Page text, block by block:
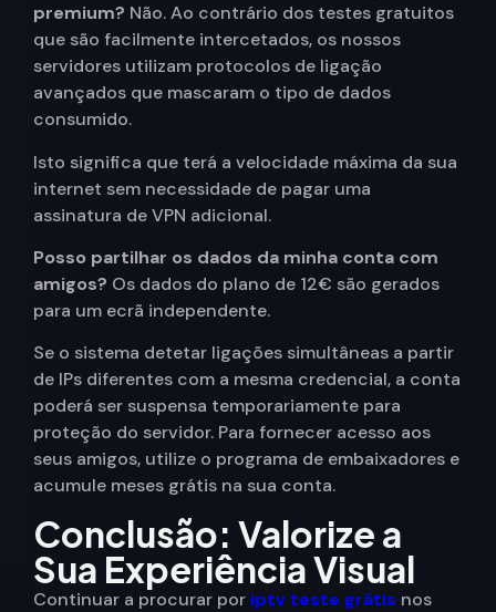
premium? Não. Ao contrário dos testes gratuitos
que são facilmente intercetados, os nossos
servidores utilizam protocolos de ligação
avançados que mascaram o tipo de dados
consumido.
Isto significa que terá a velocidade máxima da sua
internet sem necessidade de pagar uma
assinatura de VPN adicional.
Posso partilhar os dados da minha conta com
amigos? Os dados do plano de 12€ são gerados
para um ecrã independente.
Se o sistema detetar ligações simultâneas a partir
de IPs diferentes com a mesma credencial, a conta
poderá ser suspensa temporariamente para
proteção do servidor. Para fornecer acesso aos
seus amigos, utilize o programa de embaixadores e
acumule meses grátis na sua conta.
Conclusão: Valorize a
Sua Experiência Visual
Continuar a procurar por iptv teste grátis nos